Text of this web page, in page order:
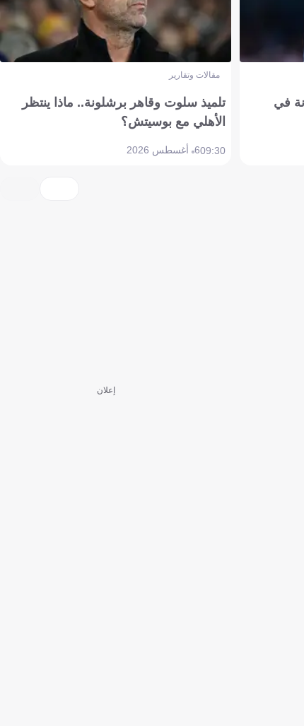
في
مقالات وتقارير
تلميذ سلوت وقاهر برشلونة.. ماذا ينتظر
الأهلي مع بوسيتش؟
09:306 أغسطس 2026
إعلان